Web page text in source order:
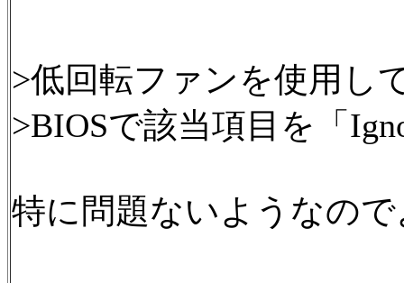
>低回転ファンを使用し
>BIOSで該当項目を「
特に問題ないようなの